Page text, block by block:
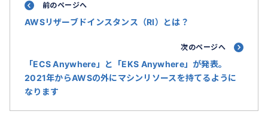
前のページへ
AWSリザーブドインスタンス（RI）とは？
次のページへ
「ECS Anywhere」と「EKS Anywhere」が発表。
2021年からAWSの外にマシンリソースを持てるように
なります